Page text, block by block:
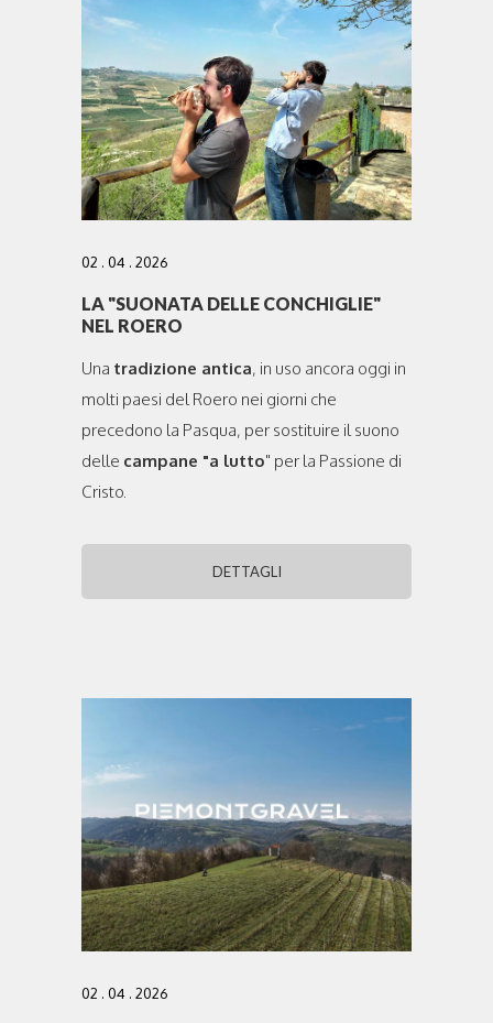
02 . 04 . 2026
LA "SUONATA DELLE CONCHIGLIE"
NEL ROERO
Una tradizione antica, in uso ancora oggi in
molti paesi del Roero nei giorni che
precedono la Pasqua, per sostituire il suono
delle campane "a lutto" per la Passione di
Cristo.
DETTAGLI
02 . 04 . 2026